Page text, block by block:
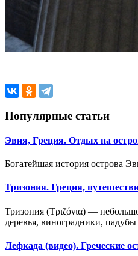
Популярные статьи
Эвия, Греция. Отдых на
Богатейшая история острова
Тризония. Греция,
Тризония (Τριζόνια) —
деревья, виноградники,
Лефкада (видео). Греческие